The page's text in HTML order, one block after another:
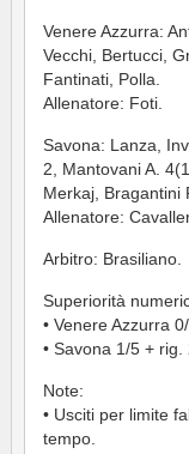
Venere Azzurra:
Vecchi, Bertucci,
Fantinati, Polla.
Allenatore: Foti.
Savona: Lanza,
2, Mantovani A.
Merkaj, Bragantini
Allenatore:
Arbitro: Brasiliano.
Superiorità
• Venere Azzurra
• Savona 1/5 + rig.
Note:
• Usciti per limite
tempo.